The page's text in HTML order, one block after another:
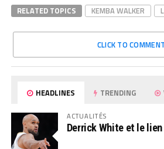
RELATED TOPICS KEMBA WALKER
CLICK TO COMMENT
HEADLINES TRENDING
ACTUALITÉS
Derrick White et le lien